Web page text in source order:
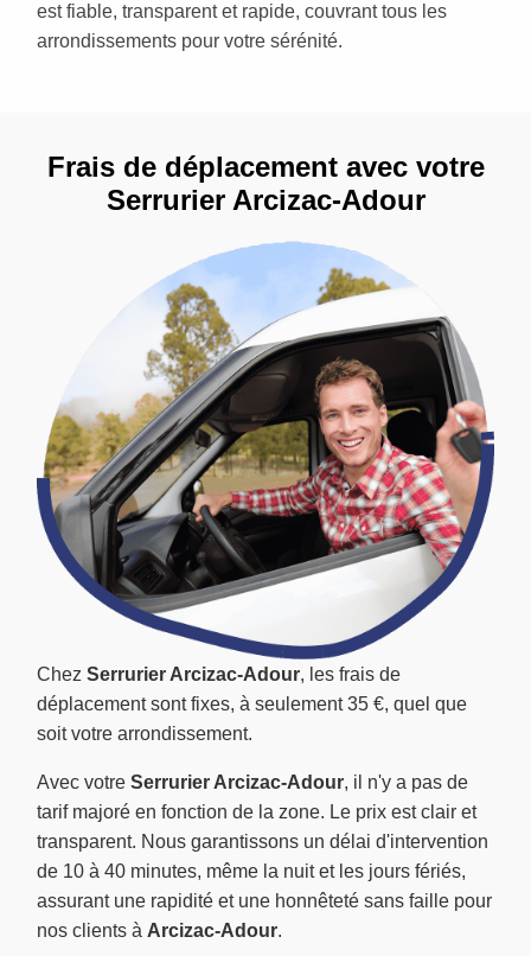
est fiable, transparent et rapide, couvrant tous les
arrondissements pour votre sérénité.
Chez Serrurier Arcizac-Adour, les frais de
déplacement sont fixes, à seulement 35 €, quel que
soit votre arrondissement.
Avec votre Serrurier Arcizac-Adour, il n'y a pas de
tarif majoré en fonction de la zone. Le prix est clair et
transparent. Nous garantissons un délai d'intervention
de 10 à 40 minutes, même la nuit et les jours fériés,
assurant une rapidité et une honnêteté sans faille pour
nos clients à Arcizac-Adour.
Frais de déplacement avec votre
Serrurier Arcizac-Adour